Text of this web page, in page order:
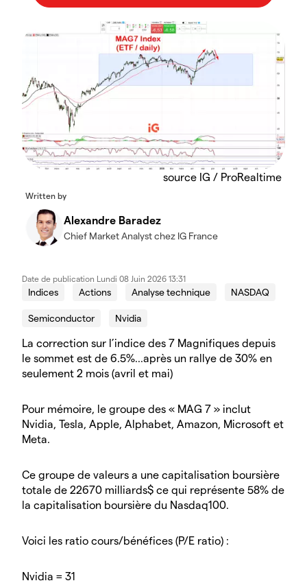
source IG / ProRealtime
Written by
Alexandre Baradez
Chief Market Analyst chez IG France
Date de publication Lundi 08 Juin 2026 13:31
Indices Actions Analyse technique NASDAQ
Semiconductor Nvidia
La correction sur l’indice des 7 Magnifiques depuis
le sommet est de 6.5%...après un rallye de 30% en
seulement 2 mois (avril et mai)
Pour mémoire, le groupe des « MAG 7 » inclut
Nvidia, Tesla, Apple, Alphabet, Amazon, Microsoft et
Meta.
Ce groupe de valeurs a une capitalisation boursière
totale de 22670 milliards$ ce qui représente 58% de
la capitalisation boursière du Nasdaq100.
Voici les ratio cours/bénéfices (P/E ratio) :
Nvidia = 31